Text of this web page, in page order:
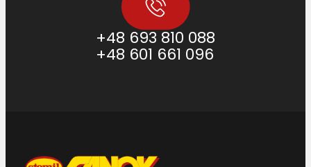
+48 693 810 088
+48 601 661 096